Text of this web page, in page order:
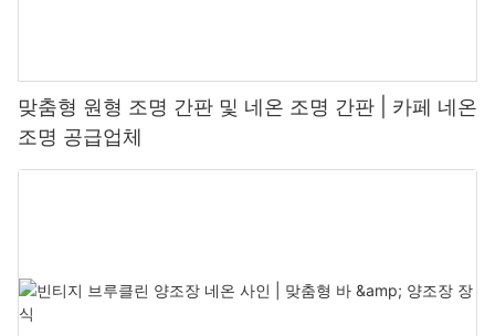
맞춤형 원형 조명 간판 및 네온 조명 간판 | 카페 네온
조명 공급업체